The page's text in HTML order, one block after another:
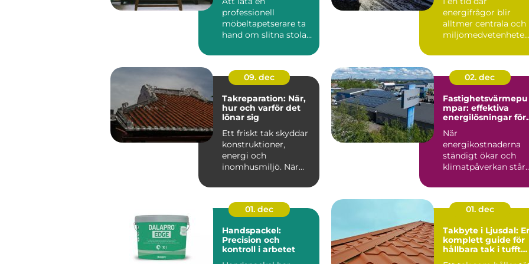
professionell
möbeltapetserare ta
hand om slitna stolar,
kan förva...
energifrågor blir
alltmer centrala och
miljömedvetenheten
09. dec
Takreparation: När,
hur och varför det
lönar sig
Ett friskt tak skyddar
konstruktioner,
energi och
inomhusmiljö. När
02. dec
Fastighetsvärmepu
mpar: effektiva
energilösningar för
byggnader
När
energikostnaderna
ständigt ökar och
klimatpåverkan står
01. dec
Handspackel:
Precision och
kontroll i arbetet
01. dec
Takbyte i Ljusdal:
komplett guide för
hållbara tak i tufft